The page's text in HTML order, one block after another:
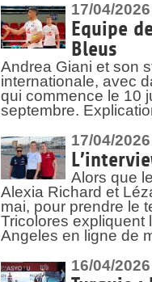
17/04/2026
Equipe
Bleus
Andrea Giani et son
internationale, avec
qui commence le 10
septembre.
17/04/2026
Alors que
Alexia Richard et
mai, pour prendre le
Tricolores expliquent
Angeles en ligne de
16/04/2026